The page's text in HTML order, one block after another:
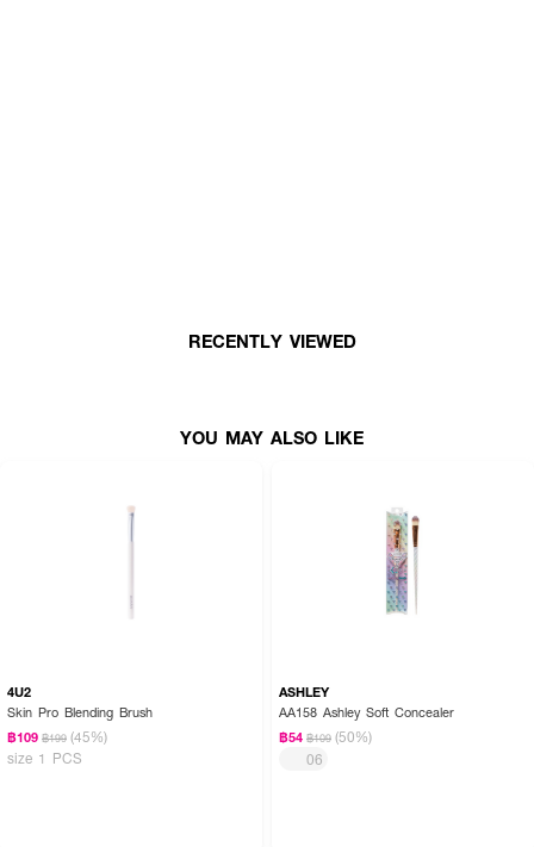
RECENTLY VIEWED
YOU MAY ALSO LIKE
4U2
Skin Pro Blending Brush
฿109 ฿199 (45%)
size 1 PCS
ASHLEY
AA158 Ashley Soft Concealer
฿54 ฿109 (50%)
06